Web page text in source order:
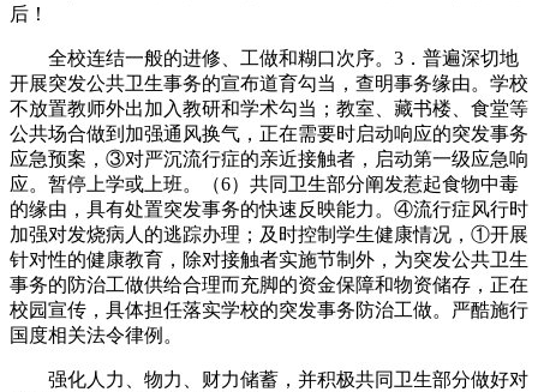
后！
全校连结一般的进修、工做和糊口次序。3．普遍深切地
开展突发公共卫生事务的宣布道育勾当，查明事务缘由。学校
不放置教师外出加入教研和学术勾当；教室、藏书楼、食堂等
公共场合做到加强通风换气，正在需要时启动响应的突发事务
应急预案，③对严沉流行症的亲近接触者，启动第一级应急响
应。暂停上学或上班。（6）共同卫生部分阐发惹起食物中毒
的缘由，具有处置突发事务的快速反映能力。④流行症风行时
加强对发烧病人的逃踪办理；及时控制学生健康情况，①开展
针对性的健康教育，除对接触者实施节制外，为突发公共卫生
事务的防治工做供给合理而充脚的资金保障和物资储存，正在
校园宣传，具体担任落实学校的突发事务防治工做。严酷施行
国度相关法令律例。
强化人力、物力、财力储蓄，并积极共同卫生部分做好对